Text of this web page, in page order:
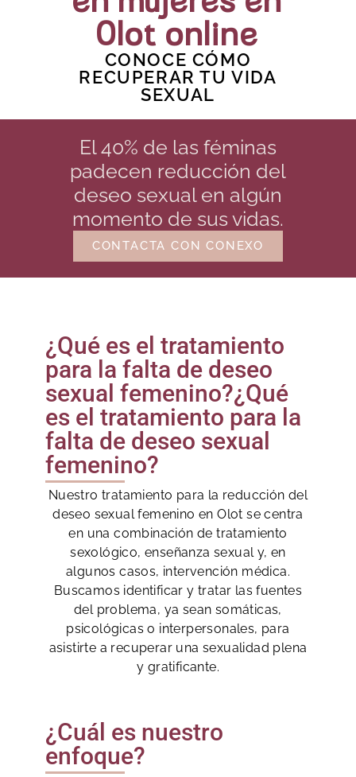
Olot online
CONOCE CÓMO
RECUPERAR TU VIDA
SEXUAL
El 40% de las féminas
padecen reducción del
deseo sexual en algún
momento de sus vidas.
CONTACTA CON CONEXO
¿Qué es el tratamiento
para la falta de deseo
sexual femenino?¿Qué
es el tratamiento para la
falta de deseo sexual
femenino?
Nuestro tratamiento para la reducción del
deseo sexual femenino en Olot se centra
en una combinación de tratamiento
sexológico, enseñanza sexual y, en
algunos casos, intervención médica.
Buscamos identificar y tratar las fuentes
del problema, ya sean somáticas,
psicológicas o interpersonales, para
asistirte a recuperar una sexualidad plena
y gratificante.
¿Cuál es nuestro
enfoque?